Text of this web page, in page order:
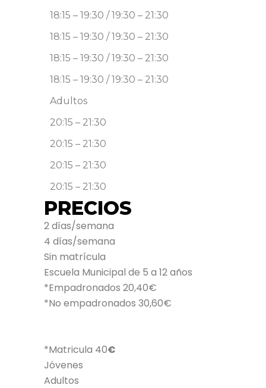
18:15 – 19:30 / 19:30 – 21:30
18:15 – 19:30 / 19:30 – 21:30
18:15 – 19:30 / 19:30 – 21:30
18:15 – 19:30 / 19:30 – 21:30
Adultos
20:15 – 21:30
20:15 – 21:30
20:15 – 21:30
20:15 – 21:30
PRECIOS
2 días/semana
4 días/semana
Sin matrícula
Escuela Municipal de 5 a 12 años
*Empadronados 20,40€
*No empadronados 30,60€
*Matricula 40€
Jóvenes
Adultos